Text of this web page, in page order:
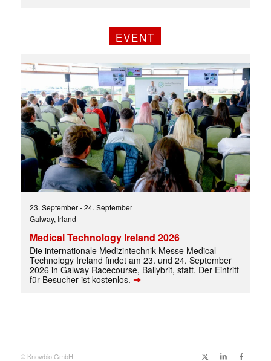
✕
EVENT
23. September-24. September
Galway, Irland
Medical Technology Ireland 2026
Die internationale Medizintechnik-Messe Medical
Technology Ireland findet am 23. und 24. September
2026 in Galway Racecourse, Ballybrit, statt. Der Eintritt
für Besucher ist kostenlos. ➔
© Knowbio GmbH